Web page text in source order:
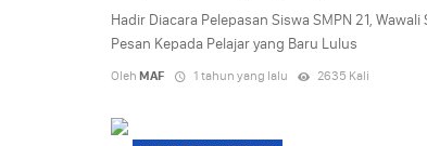
Hadir Diacara Pelepasan Siswa SMPN 21,
Pesan Kepada Pelajar yang Baru Lulus
Oleh MAF 1 tahun yang lalu 2635 Kali